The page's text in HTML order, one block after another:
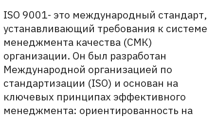
персонала, процессный подход и
стремление к постоянному
совершенствованию.
Внедрение системы менеджмента
качества является для организации
стратегическим решением, которое
может помочь улучшить показатели ее
деятельности и создать надежную основу
для инициатив по ее устойчивому
развитию.